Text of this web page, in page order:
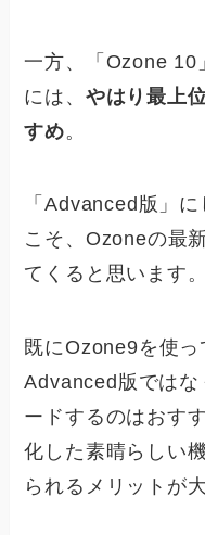
一方、「Ozone 10
には、 やはり最上
すめ。
「Advanced版」
こそ、Ozoneの最
てくると思います。
既にOzone9を使
Advanced版では
ードするのはおす
化した素晴らしい
られるメリットが